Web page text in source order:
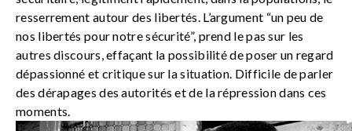
resserrement autour des libertés. L’argument “un peu de
nos libertés pour notre sécurité”, prend le pas sur les
autres discours, effaçant la possibilité de poser un regard
dépassionné et critique sur la situation. Difficile de parler
des dérapages des autorités et de la répression dans ces
moments.